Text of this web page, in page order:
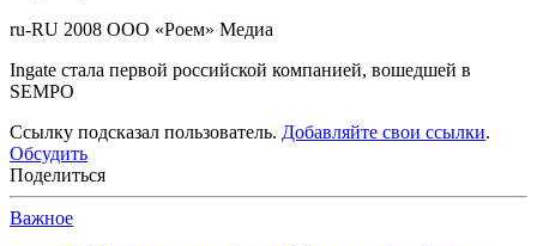
ru-RU 2008 ООО «Роем» Медиа
Ingate стала первой российской компанией, вошедшей в
SEMPO
Ссылку подсказал пользователь. Добавляйте свои ссылки.
Обсудить
Поделиться
Важное